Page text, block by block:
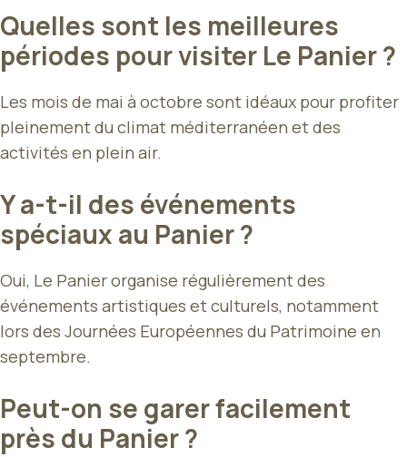
Quelles sont les meilleures
périodes pour visiter Le Panier ?
Les mois de mai à octobre sont idéaux pour profiter
pleinement du climat méditerranéen et des
activités en plein air.
Y a-t-il des événements
spéciaux au Panier ?
Oui, Le Panier organise régulièrement des
événements artistiques et culturels, notamment
lors des Journées Européennes du Patrimoine en
septembre.
Peut-on se garer facilement
près du Panier ?